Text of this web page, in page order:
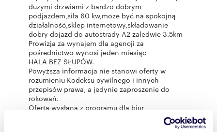
duzymi drzwiami z bardzo dobrym
podjazdem,siła 60 kw,moze być na spokojną
działalność,sklep internetowy,składowanie
dobry dojazd do autostrady A2 zaledwie 3.5km
Prowizja za wynajem dla agencji za
pośrednictwo wynosi jeden miesiąc
HALA BEZ SŁUPÓW.
Powyższa informacja nie stanowi oferty w
rozumieniu Kodeksu cywilnego i innych
przepisów prawa, a jedynie zaproszenie do
rokowań.
Oferta wysłana z programu dla biur
nieruchomości ASARI CRM (asaricrm.com)